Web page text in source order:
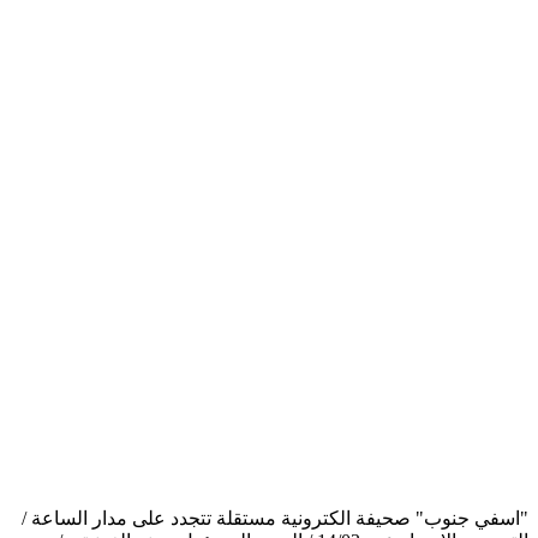
"اسفي جنوب" صحيفة الكترونية مستقلة تتجدد على مدار الساعة /